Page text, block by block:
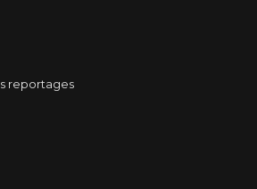
reportages